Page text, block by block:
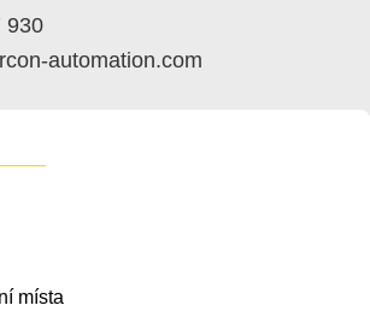
930
automation.com
místa